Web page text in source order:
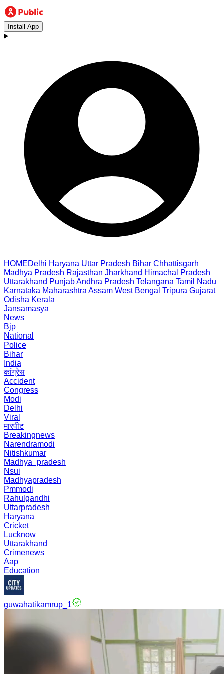
Install App
HOMEDelhi Haryana Uttar Pradesh Bihar Chhattisgarh
Madhya Pradesh Rajasthan Jharkhand Himachal Pradesh
Uttarakhand PunjabAndhra Pradesh Telangana Tamil Nadu
Karnataka Maharashtra Assam West Bengal Tripura Gujarat
Odisha Kerala
Jansamasya
News
Bjp
National
Police
Bihar
India
कांग्रेस
Accident
Congress
Modi
Delhi
Viral
मारपीट
Breakingnews
Narendramodi
Nitishkumar
Madhya_pradesh
Nsui
Madhyapradesh
Pmmodi
Rahulgandhi
Uttarpradesh
Haryana
Cricket
Lucknow
Uttarakhand
Crimenews
Aap
Education
guwahatikamrup_1